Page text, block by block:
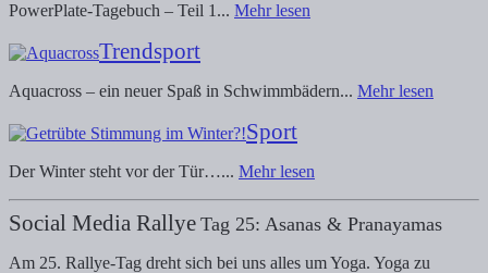
PowerPlate-Tagebuch – Teil 1... Mehr lesen
Trendsport
Aquacross – ein neuer Spaß in Schwimmbädern... Mehr lesen
Sport
Der Winter steht vor der Tür…... Mehr lesen
Social Media Rallye Tag 25: Asanas & Pranayamas
Am 25. Rallye-Tag dreht sich bei uns alles um Yoga. Yoga zu